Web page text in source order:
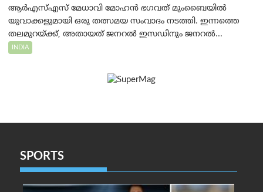
ആർ‌എസ്‌എസ് മേധാവി മോഹൻ ഭഗവത് മുംബൈയിൽ
യുവാക്കളുമായി ഒരു തത്സമയ സംവാദം നടത്തി. ഇന്നത്തെ
തലമുറയ്ക്ക്, അതായത് ജനറൽ ഇസഡിനും ജനറൽ...
INDIA
SPORTS